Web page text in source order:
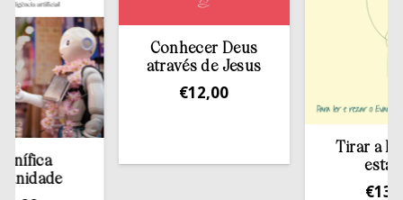
Conhecer Deus
através de Jesus
12,00
Tirar a Bíblia
estante
13,50